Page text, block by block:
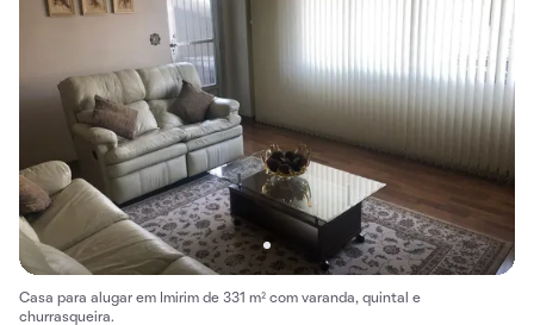
Casa para alugar em Imirim de 331 m² com varanda, quintal e
churrasqueira.